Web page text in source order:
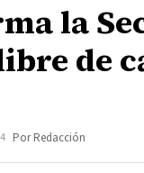
la
de
Por Redacción